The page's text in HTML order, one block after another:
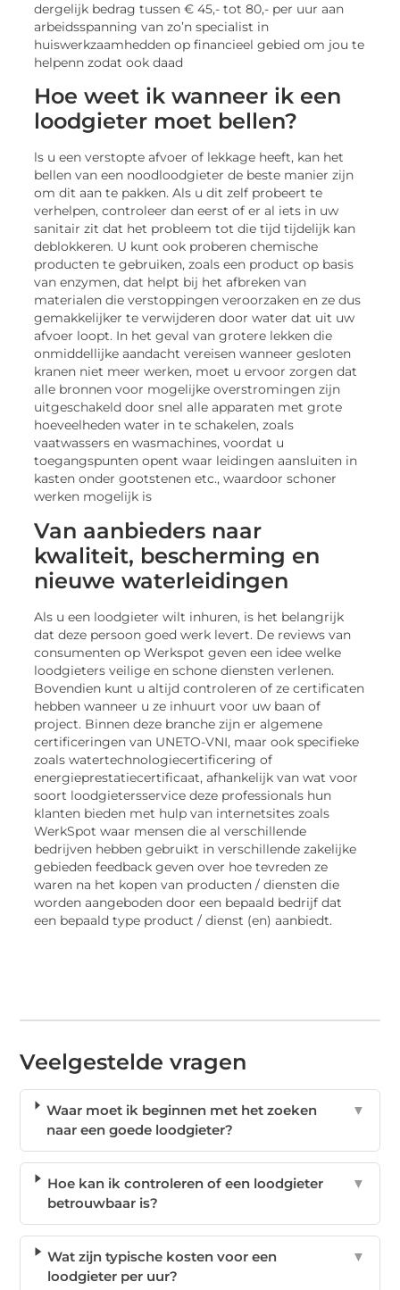
dergelijk bedrag tussen € 45,- tot 80,- per uur aan
arbeidsspanning van zo’n specialist in
huiswerkzaamhedden op financieel gebied om jou te
helpenn zodat ook daad
Hoe weet ik wanneer ik een
loodgieter moet bellen?
ls u een verstopte afvoer of lekkage heeft, kan het
bellen van een noodloodgieter de beste manier zijn
om dit aan te pakken. Als u dit zelf probeert te
verhelpen, controleer dan eerst of er al iets in uw
sanitair zit dat het probleem tot die tijd tijdelijk kan
deblokkeren. U kunt ook proberen chemische
producten te gebruiken, zoals een product op basis
van enzymen, dat helpt bij het afbreken van
materialen die verstoppingen veroorzaken en ze dus
gemakkelijker te verwijderen door water dat uit uw
afvoer loopt. In het geval van grotere lekken die
onmiddellijke aandacht vereisen wanneer gesloten
kranen niet meer werken, moet u ervoor zorgen dat
alle bronnen voor mogelijke overstromingen zijn
uitgeschakeld door snel alle apparaten met grote
hoeveelheden water in te schakelen, zoals
vaatwassers en wasmachines, voordat u
toegangspunten opent waar leidingen aansluiten in
kasten onder gootstenen etc., waardoor schoner
werken mogelijk is
Van aanbieders naar
kwaliteit, bescherming en
nieuwe waterleidingen
Als u een loodgieter wilt inhuren, is het belangrijk
dat deze persoon goed werk levert. De reviews van
consumenten op Werkspot geven een idee welke
loodgieters veilige en schone diensten verlenen.
Bovendien kunt u altijd controleren of ze certificaten
hebben wanneer u ze inhuurt voor uw baan of
project. Binnen deze branche zijn er algemene
certificeringen van UNETO-VNI, maar ook specifieke
zoals watertechnologiecertificering of
energieprestatiecertificaat, afhankelijk van wat voor
soort loodgietersservice deze professionals hun
klanten bieden met hulp van internetsites zoals
WerkSpot waar mensen die al verschillende
bedrijven hebben gebruikt in verschillende zakelijke
gebieden feedback geven over hoe tevreden ze
waren na het kopen van producten / diensten die
worden aangeboden door een bepaald bedrijf dat
een bepaald type product / dienst (en) aanbiedt.
Veelgestelde vragen
Waar moet ik beginnen met het zoeken
naar een goede loodgieter?
▼
Hoe kan ik controleren of een loodgieter
betrouwbaar is?
▼
Wat zijn typische kosten voor een
loodgieter per uur?
▼